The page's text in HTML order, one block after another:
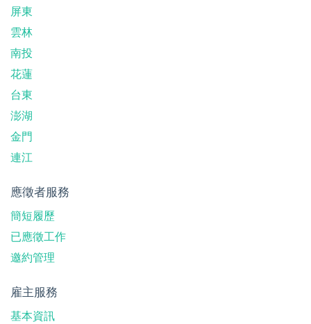
屏東
雲林
南投
花蓮
台東
澎湖
金門
連江
應徵者服務
簡短履歷
已應徵工作
邀約管理
雇主服務
基本資訊